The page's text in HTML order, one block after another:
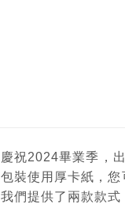
慶祝2024畢業季，
包裝使用厚卡紙，您
我們提供了兩款款式